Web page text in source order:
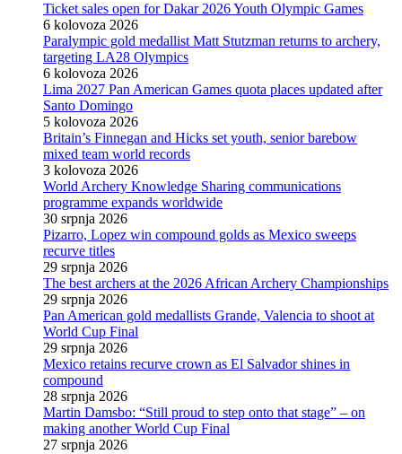
Ticket sales open for Dakar 2026 Youth Olympic Games
6 kolovoza 2026
Paralympic gold medallist Matt Stutzman returns to archery,
targeting LA28 Olympics
6 kolovoza 2026
Lima 2027 Pan American Games quota places updated after
Santo Domingo
5 kolovoza 2026
Britain’s Finnegan and Hicks set youth, senior barebow
mixed team world records
3 kolovoza 2026
World Archery Knowledge Sharing communications
programme expands worldwide
30 srpnja 2026
Pizarro, Lopez win compound golds as Mexico sweeps
recurve titles
29 srpnja 2026
The best archers at the 2026 African Archery Championships
29 srpnja 2026
Pan American gold medallists Grande, Valencia to shoot at
World Cup Final
29 srpnja 2026
Mexico retains recurve crown as El Salvador shines in
compound
28 srpnja 2026
Martin Damsbo: “Still proud to step onto that stage” – on
making another World Cup Final
27 srpnja 2026